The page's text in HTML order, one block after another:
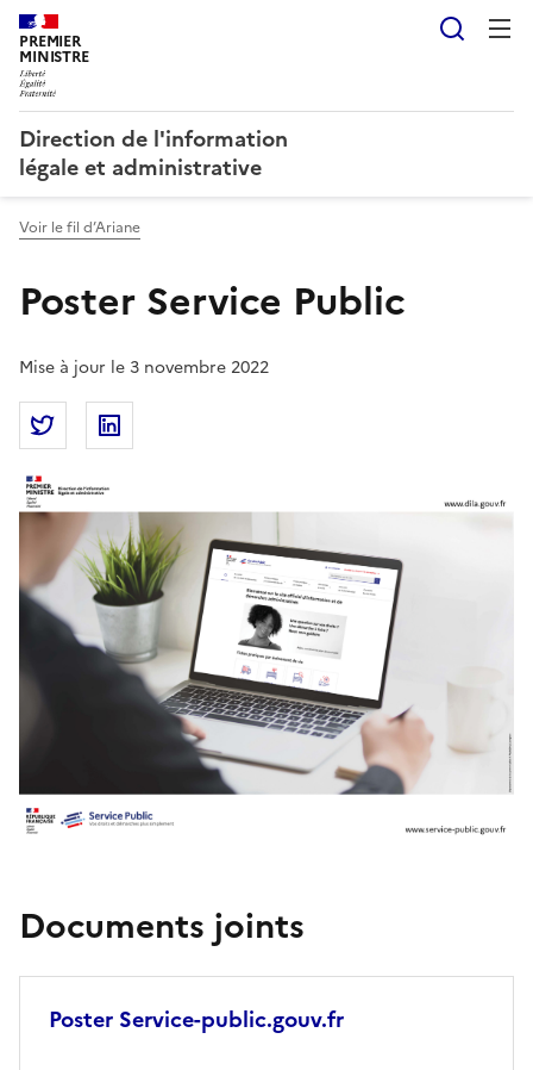
PREMIER
MINISTRE
Direction de l'information
légale et administrative
Voir le fil d’Ariane
Poster Service Public
Mise à jour le 3 novembre 2022
Partager la page
Partager Poster Service Public sur Twitter
Documents joints
Poster Service-public.gouv.fr